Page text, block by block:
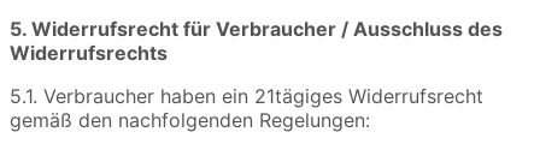
5. Widerrufsrecht für Verbraucher / Ausschluss des
Widerrufsrechts
5.1. Verbraucher haben ein 21tägiges Widerrufsrecht
gemäß den nachfolgenden Regelungen: